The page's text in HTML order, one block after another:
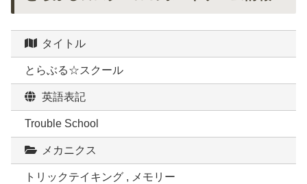
タイトル
とらぶる☆スクール
英語表記
Trouble School
メカニクス
トリックテイキング , メモリー